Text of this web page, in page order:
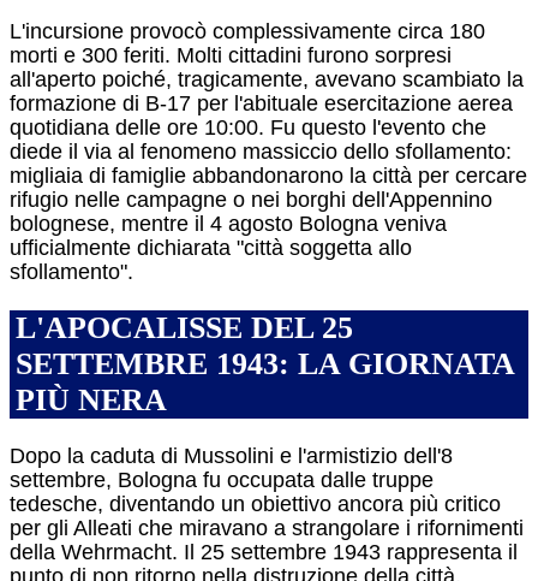
L'incursione provocò complessivamente circa 180
morti e 300 feriti. Molti cittadini furono sorpresi
all'aperto poiché, tragicamente, avevano scambiato la
formazione di B-17 per l'abituale esercitazione aerea
quotidiana delle ore 10:00. Fu questo l'evento che
diede il via al fenomeno massiccio dello sfollamento:
migliaia di famiglie abbandonarono la città per cercare
rifugio nelle campagne o nei borghi dell'Appennino
bolognese, mentre il 4 agosto Bologna veniva
ufficialmente dichiarata "città soggetta allo
sfollamento".
L'APOCALISSE DEL 25
SETTEMBRE 1943: LA GIORNATA
PIÙ NERA
Dopo la caduta di Mussolini e l'armistizio dell'8
settembre, Bologna fu occupata dalle truppe
tedesche, diventando un obiettivo ancora più critico
per gli Alleati che miravano a strangolare i rifornimenti
della Wehrmacht. Il 25 settembre 1943 rappresenta il